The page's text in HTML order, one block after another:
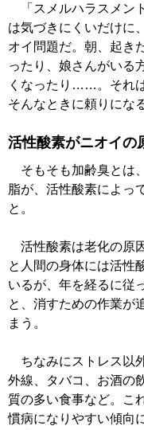
「スメルハラスメン
は気づきにくいだけに
オイ問題だ。朝、起き
ったり、娘さんがいる
くなったり……。それ
そんなときに頼りにな
活性酸素がニオイの
そもそも加齢臭とは
脂が、活性酸素によっ
と。
活性酸素は老化の原
と人間の身体には活性
いるが、年を経るに従
と、消すための作業が
まう。
ちなみにストレス以
外線、タバコ、お酒の
質の多い食事など。こ
慣病になりやすい傾向